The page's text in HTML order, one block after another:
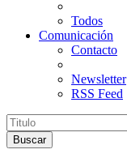
Todos
Comunicación
Contacto
Newsletter
RSS Feed
Buscar